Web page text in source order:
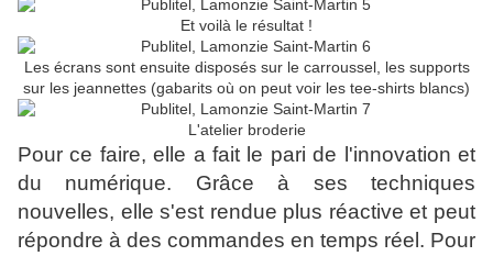
Et voilà le résultat !
Les écrans sont ensuite disposés sur le carroussel, les supports
sur les jeannettes (gabarits où on peut voir les tee-shirts blancs)
L'atelier broderie
Pour ce faire, elle a fait le pari de l'innovation et
du numérique. Grâce à ses techniques
nouvelles, elle s'est rendue plus réactive et peut
répondre à des commandes en temps réel. Pour